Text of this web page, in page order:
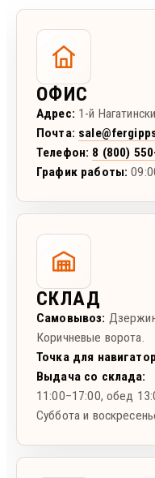
ОФИС
Адрес: 1-й
Почта:
Телефон: 8 (800)
График работы:
СКЛАД
Самовывоз:
Коричневые ворота.
Точка для
Выдача со склада:
11:00–17:00, обед
Суббота и